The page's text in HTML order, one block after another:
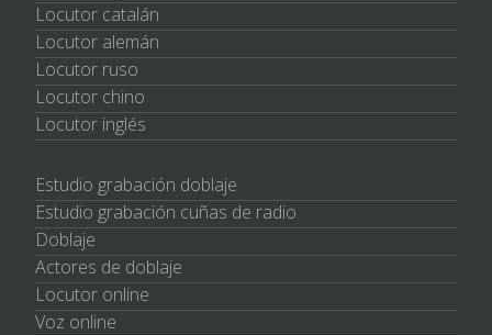
Locutor catalán
Locutor alemán
Locutor ruso
Locutor chino
Locutor inglés
Estudio grabación doblaje
Estudio grabación cuñas de radio
Doblaje
Actores de doblaje
Locutor online
Voz online